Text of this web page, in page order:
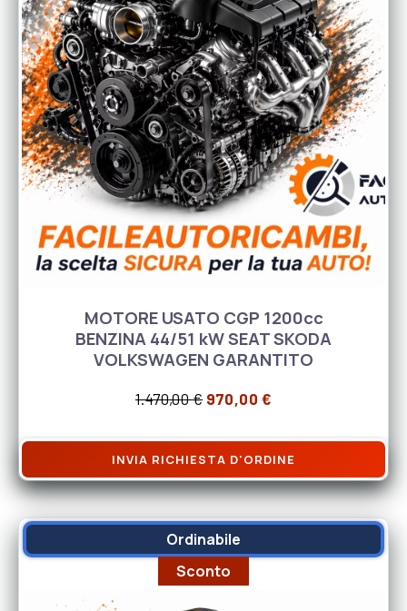
MOTORE USATO CGP 1200cc
BENZINA 44/51 kW SEAT SKODA
VOLKSWAGEN GARANTITO
1.470,00€ Il prezzo originale era:
970,00 €
INVIA RICHIESTA D'ORDINE
Ordinabile
Sconto